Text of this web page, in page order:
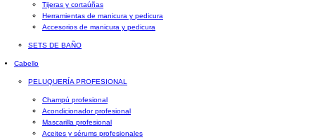
Tijeras y cortaúñas
Herramientas de manicura y pedicura
Accesorios de manicura y pedicura
SETS DE BAÑO
Cabello
PELUQUERÍA PROFESIONAL
Champú profesional
Acondicionador profesional
Mascarilla profesional
Aceites y sérums profesionales